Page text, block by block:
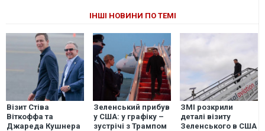
ІНШІ НОВИНИ ПО ТЕМІ
Візит Стіва
Віткоффа та
Джареда Кушнера
Зеленський прибув
у США: у графіку –
зустрічі з Трампом
ЗМІ розкрили
деталі візиту
Зеленського в США